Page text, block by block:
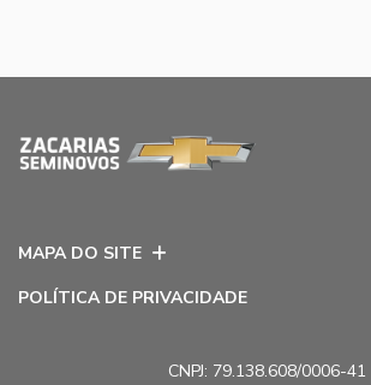
MAPA DO SITE
POLÍTICA DE PRIVACIDADE
CNPJ: 79.138.608/0006-41